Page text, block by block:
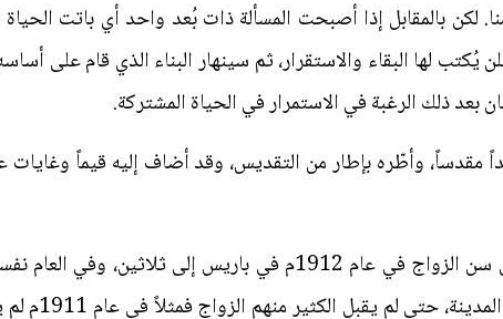
لكن بالمقابل إذا أصبحت المسألة ذات بُعد واحد أي باتت
يُكتب لها البقاء والاستقرار، ثم سينهار البناء الذي قام على
بعد ذلك الرغبة في الاستمرار في الحياة المشتركة.
مقدساً، وأطّره بإطار من التقديس، وقد أضاف إليه قيماً
يقول ويل ديورانت عالم الأنثروبولوجيا المعروف: وصل معدل سن الزواج في عام 1912م في باريس